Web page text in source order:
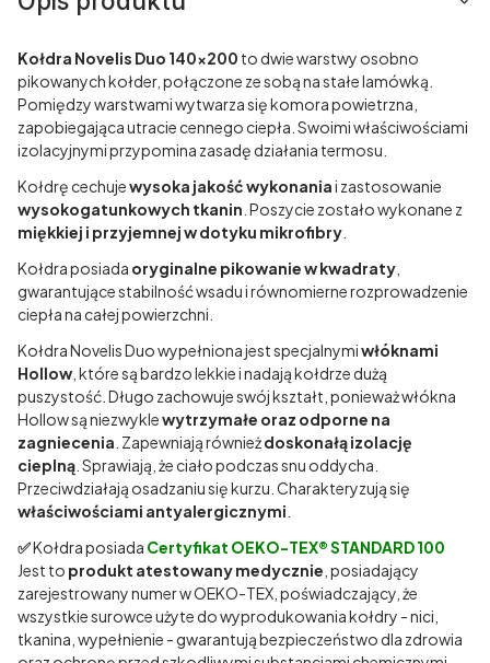
Kołdra Novelis Duo 140x200 to dwie warstwy osobno
pikowanych kołder, połączone ze sobą na stałe lamówką.
Pomiędzy warstwami wytwarza się komora powietrzna,
zapobiegająca utracie cennego ciepła. Swoimi właściwościami
izolacyjnymi przypomina zasadę działania termosu.
Kołdrę cechujewysoka jakość wykonaniai zastosowanie
wysokogatunkowych tkanin . Poszycie zostało wykonane z
miękkiej i przyjemnej w dotyku mikrofibry
Kołdra posiada oryginalne pikowanie w kwadraty
gwarantujące stabilność wsadu i równomierne rozprowadzenie
ciepła na całej powierzchni.
Kołdra Novelis Duo wypełniona jest specjalnymiwłóknami
Hollow , które są bardzo lekkie i nadają kołdrze dużą
puszystość. Długo zachowuje swój kształt, ponieważ włókna
Hollow są niezwyklewytrzymałe oraz odporne na
zagniecenia . Zapewniają równieżdoskonałą izolację
cieplną . Sprawiają, że ciało podczas snu oddycha.
Przeciwdziałają osadzaniu się kurzu. Charakteryzują się
właściwościami antyalergicznymi
✅Kołdra posiada Certyfikat OEKO-TEX® STANDARD 100
Jest to produkt atestowany medycznie , posiadający
zarejestrowany numer w OEKO-TEX, poświadczający, że
wszystkie surowce użyte do wyprodukowania kołdry - nici,
tkanina, wypełnienie - gwarantują bezpieczeństwo dla zdrowia